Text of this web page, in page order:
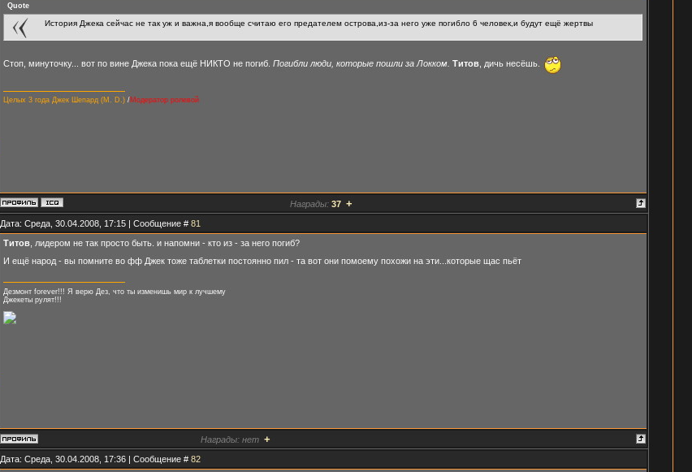
Quote
История Джека сейчас не так уж и важна,я вообще считаю его предателем острова,из-за него уже погибло 6 человек,и будут ещё жертвы
Стоп, минуточку... вот по вине Джека пока ещё НИКТО не погиб. Погибли люди, которые пошли за Локком. Титов, дичь несёшь.
Целых 3 года Джек Шепард (M. D.)/Модератор ролевой
Награды: 37 +
Дата: Среда, 30.04.2008, 17:15 | Сообщение # 81
Титов, лидером не так просто быть. и напомни - кто из - за него погиб?
И ещё народ - вы помните во фф Джек тоже таблетки постоянно пил - та вот они помоему похожи на эти...которые щас пьёт
Дезмонт forever!!! Я верю Дез, что ты изменишь мир к лучшему
Джекеты рулят!!!
Награды: нет +
Дата: Среда, 30.04.2008, 17:36 | Сообщение # 82